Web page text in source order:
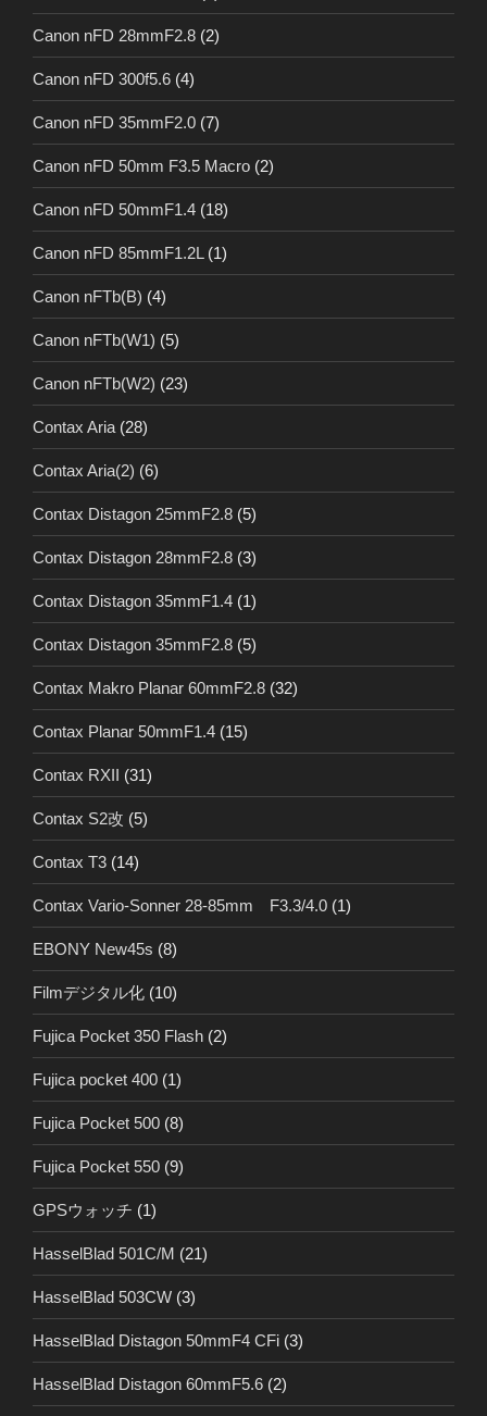
Canon nFD 28mmF2.8 (2)
Canon nFD 300f5.6 (4)
Canon nFD 35mmF2.0 (7)
Canon nFD 50mm F3.5 Macro (2)
Canon nFD 50mmF1.4 (18)
Canon nFD 85mmF1.2L (1)
Canon nFTb(B) (4)
Canon nFTb(W1) (5)
Canon nFTb(W2) (23)
Contax Aria (28)
Contax Aria(2) (6)
Contax Distagon 25mmF2.8 (5)
Contax Distagon 28mmF2.8 (3)
Contax Distagon 35mmF1.4 (1)
Contax Distagon 35mmF2.8 (5)
Contax Makro Planar 60mmF2.8 (32)
Contax Planar 50mmF1.4 (15)
Contax RXII (31)
Contax S2改 (5)
Contax T3 (14)
Contax Vario-Sonner 28-85mm F3.3/4.0 (1)
EBONY New45s (8)
Filmデジタル化 (10)
Fujica Pocket 350 Flash (2)
Fujica pocket 400 (1)
Fujica Pocket 500 (8)
Fujica Pocket 550 (9)
GPSウォッチ (1)
HasselBlad 501C/M (21)
HasselBlad 503CW (3)
HasselBlad Distagon 50mmF4 CFi (3)
HasselBlad Distagon 60mmF5.6 (2)